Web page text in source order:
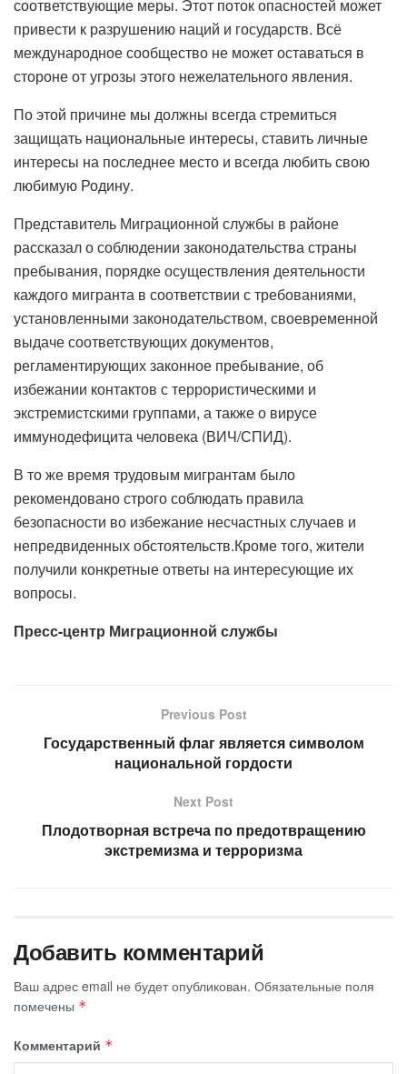
соответствующие меры. Этот поток опасностей может
привести к разрушению наций и государств. Всё
международное сообщество не может оставаться в
стороне от угрозы этого нежелательного явления.
По этой причине мы должны всегда стремиться
защищать национальные интересы, ставить личные
интересы на последнее место и всегда любить свою
любимую Родину.
Представитель Миграционной службы в районе
рассказал о соблюдении законодательства страны
пребывания, порядке осуществления деятельности
каждого мигранта в соответствии с требованиями,
установленными законодательством, своевременной
выдаче соответствующих документов,
регламентирующих законное пребывание, об
избежании контактов с террористическими и
экстремистскими группами, а также о вирусе
иммунодефицита человека (ВИЧ/СПИД).
В то же время трудовым мигрантам было
рекомендовано строго соблюдать правила
безопасности во избежание несчастных случаев и
непредвиденных обстоятельств.Кроме того, жители
получили конкретные ответы на интересующие их
вопросы.
Пресс-центр Миграционной службы
Previous Post
Государственный флаг является символом
национальной гордости
Next Post
Плодотворная встреча по предотвращению
экстремизма и терроризма
Добавить комментарий
Ваш адрес email не будет опубликован. Обязательные поля
помечены *
Комментарий *